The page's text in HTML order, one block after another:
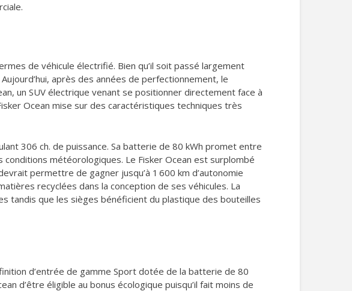
de véhicule électrifié. Bien qu’il soit passé largement
après des années de perfectionnement, le
un SUV électrique venant se positionner directement face à
Ocean mise sur des caractéristiques techniques très
306 ch. de puissance. Sa batterie de 80 kWh promet entre
météorologiques. Le Fisker Ocean est surplombé
permettre de gagner jusqu’à 1 600 km d’autonomie
recyclées dans la conception de ses véhicules. La
tandis que les sièges bénéficient du plastique des bouteilles
d’entrée de gamme Sport dotée de la batterie de 80
d’être éligible au bonus écologique puisqu’il fait moins de